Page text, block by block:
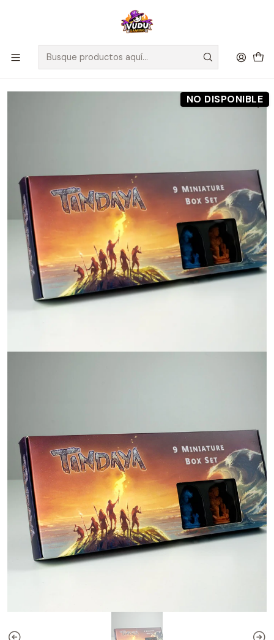
🚀 ¡Despachamos a todo Chile! Envío GRATIS a Regiones sobre
$100.000 y a RM sobre $35.000
Inicio Preventas Maldito Games
Preventa - Set De Miniaturas - Tindaya
NO DISPONIBLE